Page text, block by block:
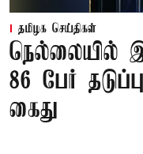
தமிழக செய்திகள்
நெல்லையில்
86 பேர்
கைது